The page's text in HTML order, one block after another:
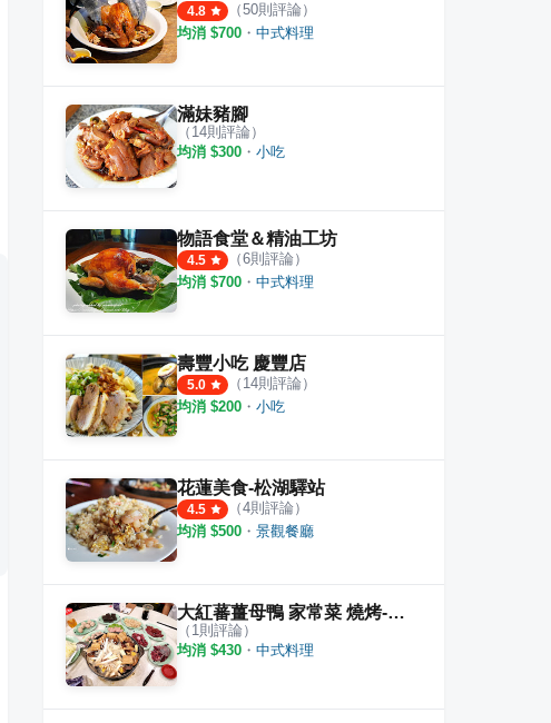
吉安黃昏市場 望海巴耐餐廳/咖啡
4.8 （50則評論）
均消 $700 ・ 中式料理
滿妹豬腳
（ 14則評論）
均消 $300 ・ 小吃
物語食堂＆精油工坊
4.5 （6則評論）
均消 $700 ・ 中式料理
壽豐小吃 慶豐店
5.0 （ 14則評論）
均消 $200 ・ 小吃
花蓮美食-松湖驛站
4.5 （4則評論）
均消 $500 ・ 景觀餐廳
大紅蕃薑母鴨 家常菜 燒烤-旗艦總店
（ 1 則評論）
均消 $430 ・ 中式料理